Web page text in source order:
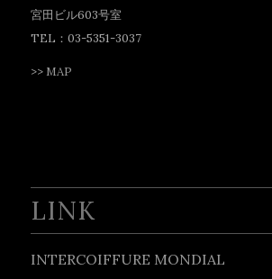
宮田ビル603号室
TEL：03-5351-3037
>> MAP
LINK
INTERCOIFFURE MONDIAL